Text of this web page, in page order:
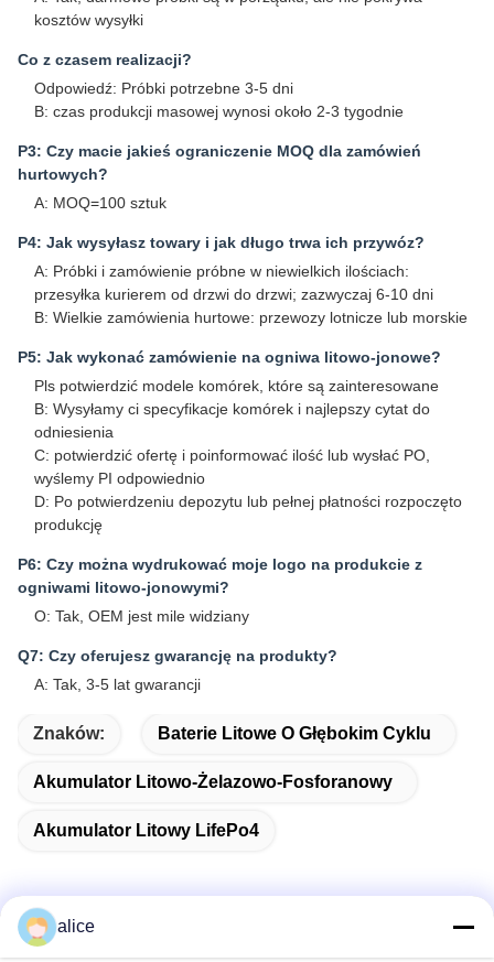
kosztów wysyłki
Co z czasem realizacji?
Odpowiedź: Próbki potrzebne 3-5 dni
B: czas produkcji masowej wynosi około 2-3 tygodnie
P3: Czy macie jakieś ograniczenie MOQ dla zamówień
hurtowych?
A: MOQ=100 sztuk
P4: Jak wysyłasz towary i jak długo trwa ich przywóz?
A: Próbki i zamówienie próbne w niewielkich ilościach:
przesyłka kurierem od drzwi do drzwi; zazwyczaj 6-10 dni
B: Wielkie zamówienia hurtowe: przewozy lotnicze lub morskie
P5: Jak wykonać zamówienie na ogniwa litowo-jonowe?
Pls potwierdzić modele komórek, które są zainteresowane
B: Wysyłamy ci specyfikacje komórek i najlepszy cytat do
odniesienia
C: potwierdzić ofertę i poinformować ilość lub wysłać PO,
wyślemy PI odpowiednio
D: Po potwierdzeniu depozytu lub pełnej płatności rozpoczęto
produkcję
P6: Czy można wydrukować moje logo na produkcie z
ogniwami litowo-jonowymi?
O: Tak, OEM jest mile widziany
Q7: Czy oferujesz gwarancję na produkty?
A: Tak, 3-5 lat gwarancji
Znaków: Baterie Litowe O Głębokim Cyklu
Akumulator Litowo-Żelazowo-Fosforanowy
Akumulator Litowy LifePo4
alice